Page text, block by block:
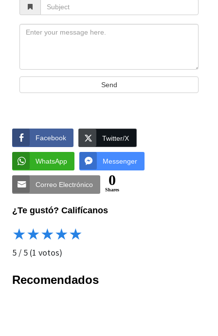
Subject
Message
Send
Facebook Twitter/X
WhatsApp Messenger
Correo Electrónico 0
Shares
¿Te gustó? Califícanos
★★★★★
5 / 5 (1 votos)
Recomendados